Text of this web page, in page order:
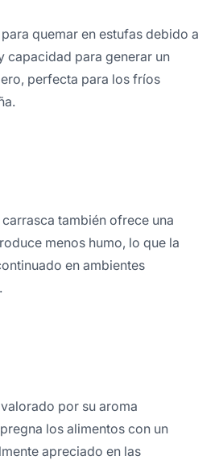
quemar en estufas debido a
capacidad para generar un
perfecta para los fríos
también ofrece una
menos humo, lo que la
en ambientes
por su aroma
los alimentos con un
apreciado en las